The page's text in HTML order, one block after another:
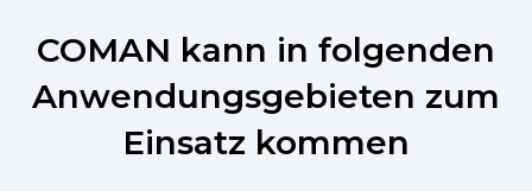
COMAN kann in folgenden
Anwendungsgebieten zum
Einsatz kommen